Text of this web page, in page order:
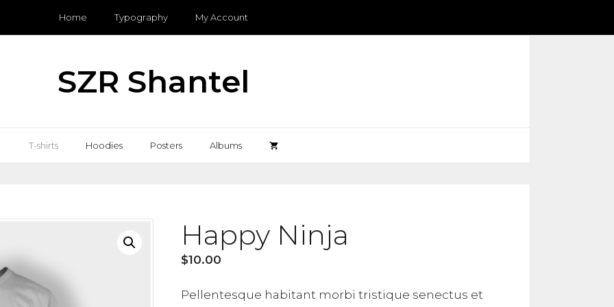
Home Typography My Account
SZR Shantel
T-shirts Hoodies Posters Albums
Happy Ninja
$10.00
Pellentesque habitant morbi tristique senectus et